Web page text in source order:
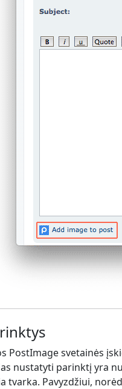
PostImage svetainės
nustatyti parinktį yra
tvarka. Pavyzdžiui,